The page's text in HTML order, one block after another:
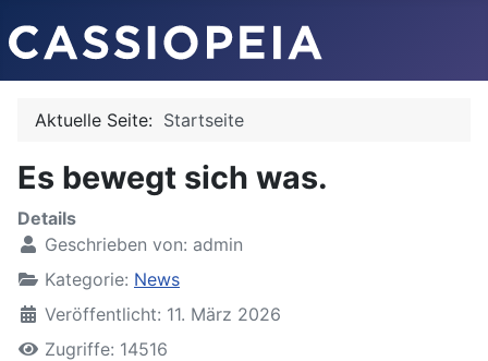
Aktuelle Seite: Startseite
Es bewegt sich was.
Details
Geschrieben von: admin
Kategorie: News
Veröffentlicht: 11. März 2026
Zugriffe: 14516